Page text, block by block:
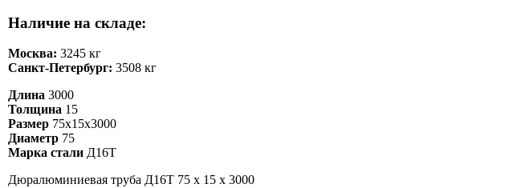
Наличие на складе:
Москва: 3245 кг
Санкт-Петербург: 3508 кг
Длина 3000
Толщина 15
Размер 75х15х3000
Диаметр 75
Марка стали Д16Т
Дюралюминиевая труба Д16Т 75 х 15 х 3000